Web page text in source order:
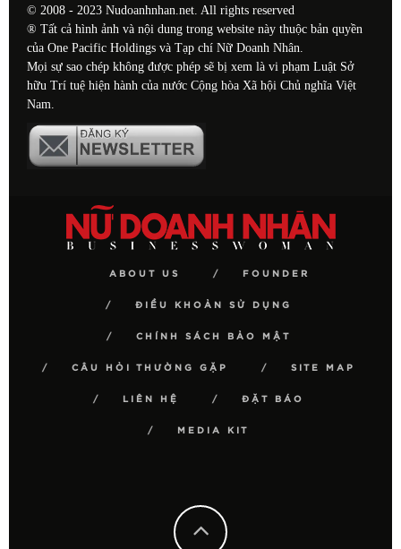
© 2008 - 2023 Nudoanhnhan.net. All rights reserved
® Tất cả hình ảnh và nội dung trong website này thuộc bản quyền
của One Pacific Holdings và Tạp chí Nữ Doanh Nhân.
Mọi sự sao chép không được phép sẽ bị xem là vi phạm Luật Sở
hữu Trí tuệ hiện hành của nước Cộng hòa Xã hội Chủ nghĩa Việt
Nam.
ABOUT US FOUNDER
ĐIỀU KHOẢN SỬ DỤNG
CHÍNH SÁCH BẢO MẬT
CÂU HỎI THƯỜNG GẶP SITE MAP
LIÊN HỆ ĐẶT BÁO
MEDIA KIT